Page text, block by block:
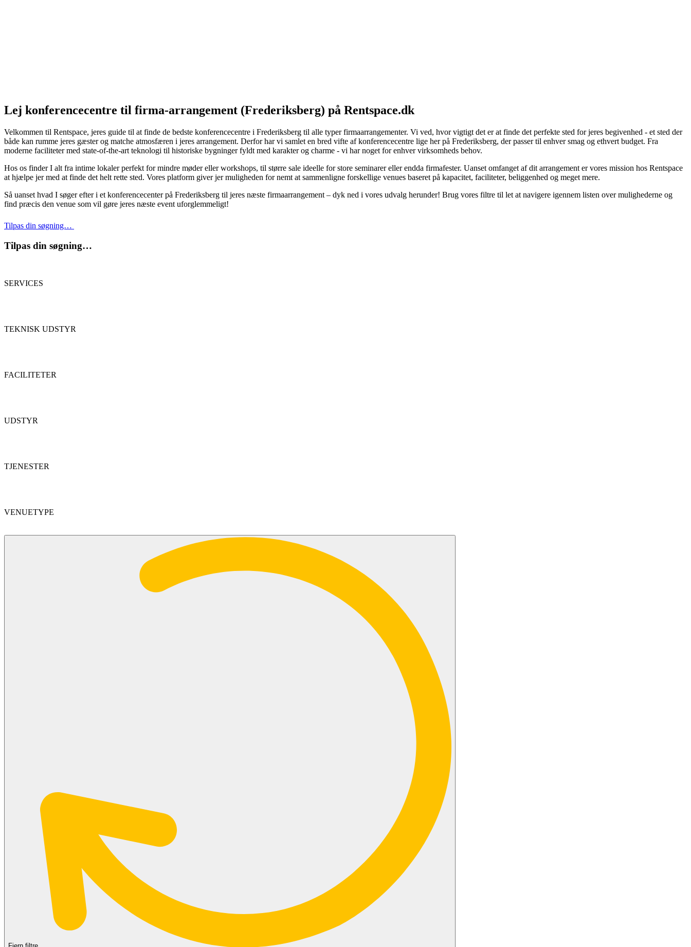
Lej konferencecentre til firma-arrangement (Frederiksberg) på Rentspace.dk
Velkommen til Rentspace, jeres guide til at finde de bedste konferencecentre i Frederiksberg til alle typer firmaarrangementer. Vi ved, hvor vigtigt det er at finde det perfekte sted for jeres begivenhed - et sted der
både kan rumme jeres gæster og matche atmosfæren i jeres arrangement. Derfor har vi samlet en bred vifte af konferencecentre lige her på Frederiksberg, der passer til enhver smag og ethvert budget. Fra
moderne faciliteter med state-of-the-art teknologi til historiske bygninger fyldt med karakter og charme - vi har noget for enhver virksomheds behov.
Hos os finder I alt fra intime lokaler perfekt for mindre møder eller workshops, til større sale ideelle for store seminarer eller endda firmafester. Uanset omfanget af dit arrangement er vores mission hos Rentspace
at hjælpe jer med at finde det helt rette sted. Vores platform giver jer muligheden for nemt at sammenligne forskellige venues baseret på kapacitet, faciliteter, beliggenhed og meget mere.
Så uanset hvad I søger efter i et konferencecenter på Frederiksberg til jeres næste firmaarrangement – dyk ned i vores udvalg herunder! Brug vores filtre til let at navigere igennem listen over mulighederne og
find præcis den venue som vil gøre jeres næste event uforglemmeligt!
Tilpas din søgning…
Tilpas din søgning…
SERVICES
TEKNISK UDSTYR
FACILITETER
UDSTYR
TJENESTER
VENUETYPE